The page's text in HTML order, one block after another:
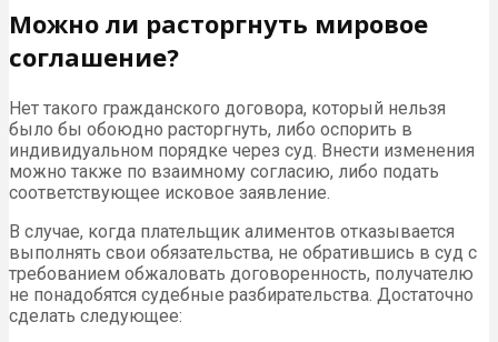
Можно ли расторгнуть мировое
соглашение?
Нет такого гражданского договора, который нельзя
было бы обоюдно расторгнуть, либо оспорить в
индивидуальном порядке через суд. Внести изменения
можно также по взаимному согласию, либо подать
соответствующее исковое заявление.
В случае, когда плательщик алиментов отказывается
выполнять свои обязательства, не обратившись в суд с
требованием обжаловать договоренность, получателю
не понадобятся судебные разбирательства. Достаточно
сделать следующее: